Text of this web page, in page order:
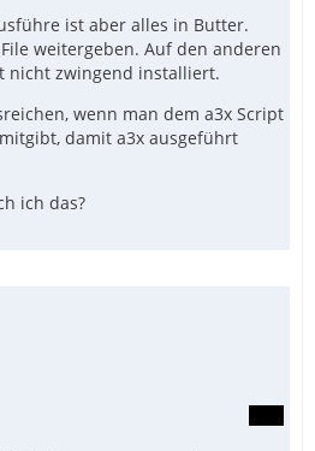
ist aber alles in Butter.
weitergeben. Auf den anderen
nicht zwingend installiert.
wenn man dem a3x Script
damit a3x ausgeführt
ich das?